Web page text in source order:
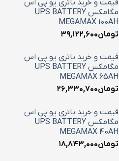
قیمت و خرید باتری یو پی اس
مگامکس UPS BATTERY
MEGAMAX 100AH
تومان۳۹,۱۲۲,۶۰۰
قیمت و خرید باتری یو پی اس
مگامکس UPS BATTERY
MEGAMAX 65AH
تومان۲۶,۳۳۰,۷۰۰
قیمت و خرید باتری یو پی اس
مگامکس UPS BATTERY
MEGAMAX 40AH
تومان۱۸,۸۴۳,۰۰۰